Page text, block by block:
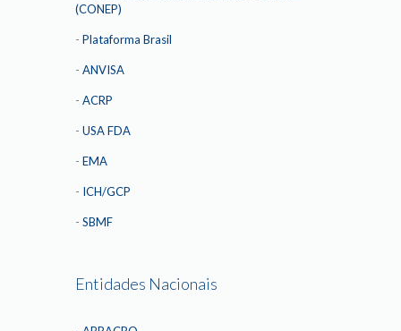
(CONEP)
- Plataforma Brasil
- ANVISA
- ACRP
- USA FDA
- EMA
- ICH/GCP
- SBMF
Entidades Nacionais